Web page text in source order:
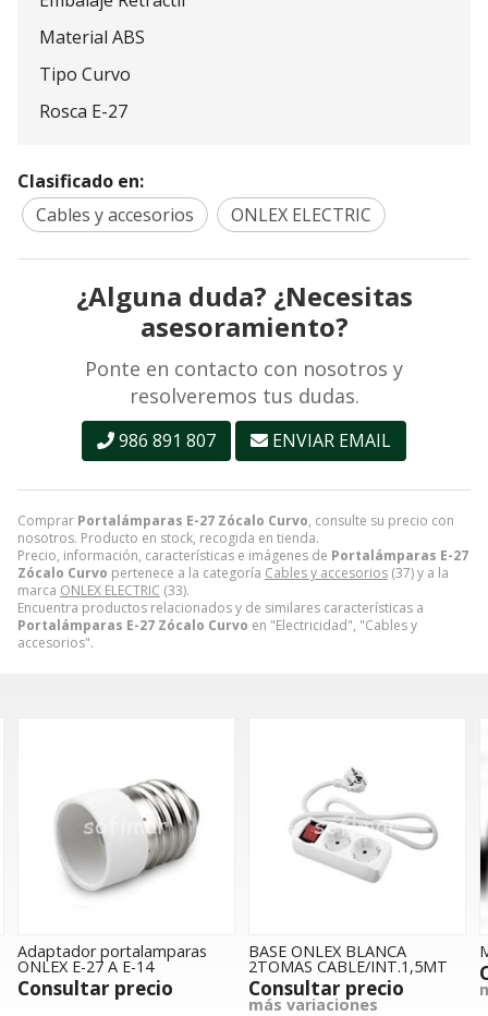
Comprar Portalámparas E-27 Zócalo Curvo, consulte su precio con
nosotros. Producto en stock, recogida en tienda.
Precio, información, características e imágenes de Portalámparas E-27
Zócalo Curvo pertenece a la categoría Cables y accesorios (37) y a la
marca ONLEX ELECTRIC (33).
Encuentra productos relacionados y de similares características a
Portalámparas E-27 Zócalo Curvo en "Electricidad", "Cables y
accesorios".
Material ABS
Tipo Curvo
Rosca E-27
Clasificado en:
Cables y accesorios
ONLEX ELECTRIC
¿Alguna duda? ¿Necesitas
asesoramiento?
Ponte en contacto con nosotros y
resolveremos tus dudas.
986 891 807 ENVIAR EMAIL
BASE ONLEX BLANCA
2TOMAS CABLE/INT.1,5MT
Consultar precio
más variaciones
Manguera H05VV-F
Consultar precio
más variaciones